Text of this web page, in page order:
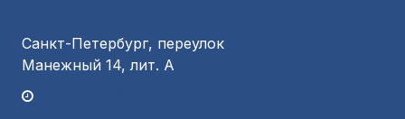
Санкт-Петербург, переулок
Манежный 14, лит. А